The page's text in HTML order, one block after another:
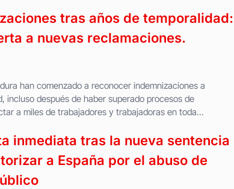
tras años de temporalidad:
a nuevas reclamaciones.
han comenzado a reconocer indemnizaciones a
después de haber superado procesos de
a miles de trabajadores y trabajadoras en toda...
inmediata tras la nueva sentencia
a España por el abuso de